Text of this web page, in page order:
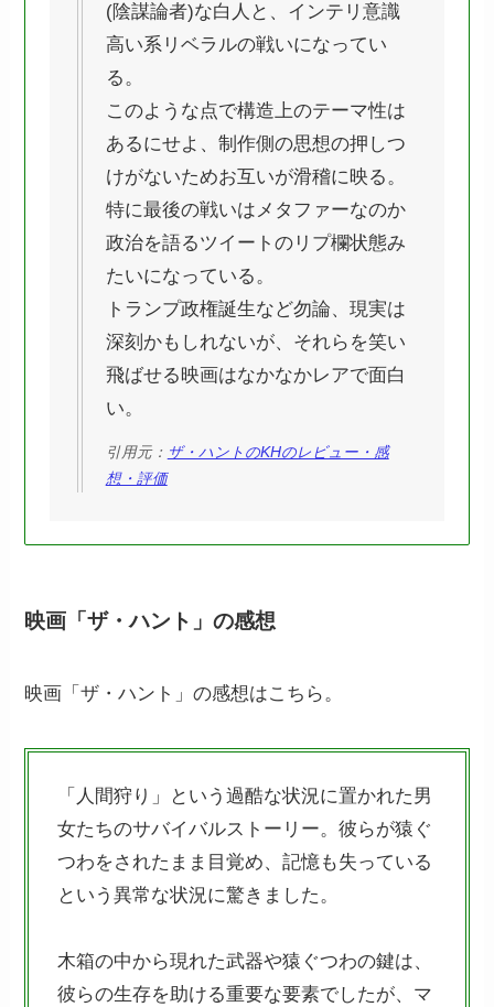
(陰謀論者)な白人と、インテリ意識
高い系リベラルの戦いになってい
る。
このような点で構造上のテーマ性は
あるにせよ、制作側の思想の押しつ
けがないためお互いが滑稽に映る。
特に最後の戦いはメタファーなのか
政治を語るツイートのリプ欄状態み
たいになっている。
トランプ政権誕生など勿論、現実は
深刻かもしれないが、それらを笑い
飛ばせる映画はなかなかレアで面白
い。
引用元： ザ・ハントのKHのレビュー・感
想・評価
映画「ザ・ハント」の感想
映画「ザ・ハント」の感想はこちら。
「人間狩り」という過酷な状況に置かれた男
女たちのサバイバルストーリー。彼らが猿ぐ
つわをされたまま目覚め、記憶も失っている
という異常な状況に驚きました。
木箱の中から現れた武器や猿ぐつわの鍵は、
彼らの生存を助ける重要な要素でしたが、マ